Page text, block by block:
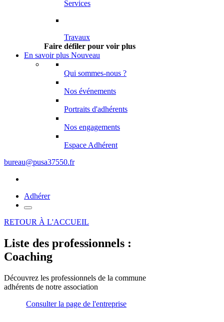
Services
Travaux
Faire défiler pour voir plus
En savoir plus Nouveau
Qui sommes-nous ?
Nos événements
Portraits d'adhérents
Nos engagements
Espace Adhérent
bureau@pusa37550.fr
Adhérer
RETOUR À L'ACCUEIL
Liste des professionnels :
Coaching
Découvrez les professionnels de la commune
adhérents de notre association
Consulter la page de l'entreprise